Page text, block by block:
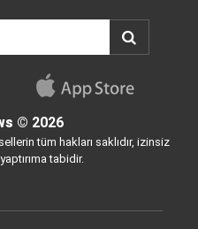
© 2026
tüm hakları saklıdır, izinsiz
tabidir.